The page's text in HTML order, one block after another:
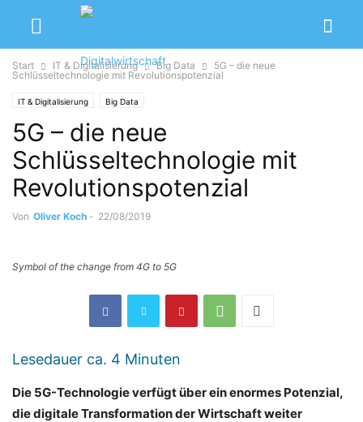
Start IT & Digitalisierung Big Data
5G – die neue
Schlüsseltechnologie mit Revolutionspotenzial
IT & Digitalisierung Big Data
5G – die neue
Schlüsseltechnologie mit
Revolutionspotenzial
Von Oliver Koch - 22/08/2019
Symbol of the change from 4G to 5G
Lesedauer ca. 4 Minuten
Die 5G-Technologie verfügt über ein enormes Potenzial,
die digitale Transformation der Wirtschaft weiter